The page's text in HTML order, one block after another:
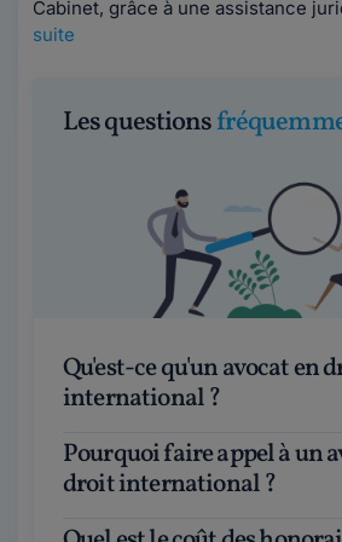
Cabinet, grâce à une assistance
suite
Les questions
Qu'est-ce qu'un avocat en droit
international ?
Pourquoi faire appel à un avocat en
droit international ?